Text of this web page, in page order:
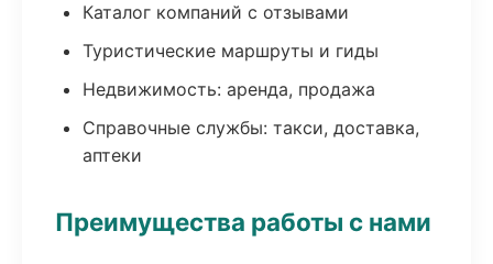
Каталог компаний с отзывами
Туристические маршруты и гиды
Недвижимость: аренда, продажа
Справочные службы: такси, доставка,
аптеки
Преимущества работы с нами